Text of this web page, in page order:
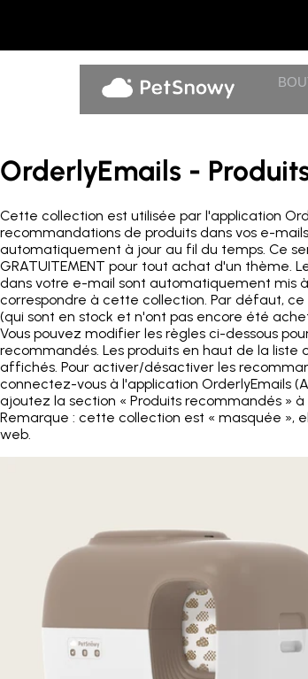
OrderlyEmails -
Cette collection est utilisée par l'application
recommandations de produits dans vos e-
automatiquement à jour au fil du temps. Ce
GRATUITEMENT pour tout achat d'un thème.
dans votre e-mail sont automatiquement mis
correspondre à cette collection. Par défaut, ce
(qui sont en stock et n'ont pas encore été
Vous pouvez modifier les règles ci-dessous
recommandés. Les produits en haut de la liste
affichés. Pour activer/désactiver les
connectez-vous à l'application OrderlyEmails
ajoutez la section « Produits recommandés »
Remarque : cette collection est « masquée »,
web.